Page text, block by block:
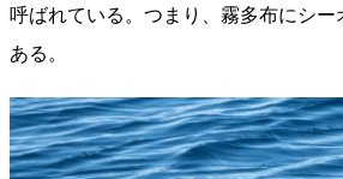
呼ばれている。つまり、霧多布にシ
ある。